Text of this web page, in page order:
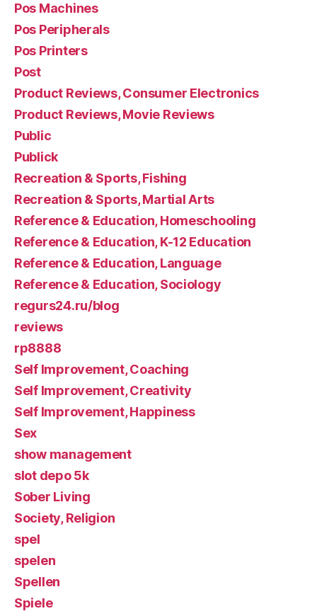
Pos Machines
Pos Peripherals
Pos Printers
Post
Product Reviews, Consumer Electronics
Product Reviews, Movie Reviews
Public
Publick
Recreation & Sports, Fishing
Recreation & Sports, Martial Arts
Reference & Education, Homeschooling
Reference & Education, K-12 Education
Reference & Education, Language
Reference & Education, Sociology
regurs24.ru/blog
reviews
rp8888
Self Improvement, Coaching
Self Improvement, Creativity
Self Improvement, Happiness
Sex
show management
slot depo 5k
Sober Living
Society, Religion
spel
spelen
Spellen
Spiele